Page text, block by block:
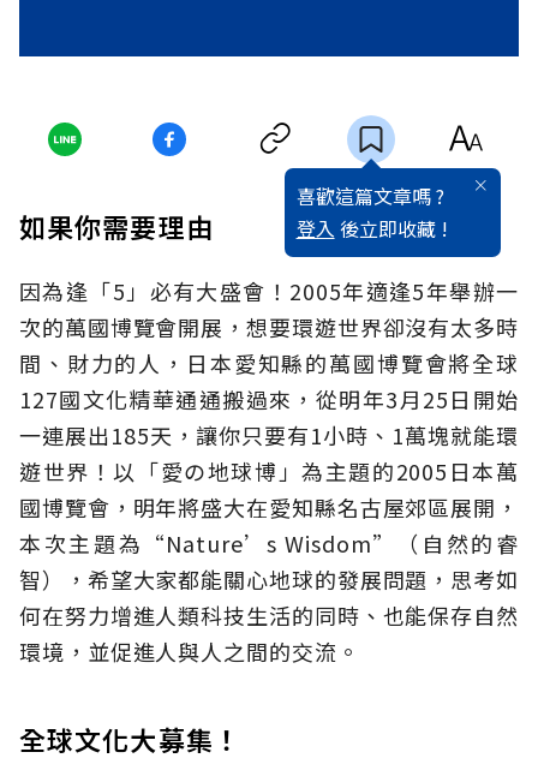
喜歡這篇文章嗎 ?
登入 後立即收藏 !
如果你需要理由
因為逢「5」必有大盛會！2005年適逢5年舉辦一
次的萬國博覽會開展，想要環遊世界卻沒有太多時
間、財力的人，日本愛知縣的萬國博覽會將全球
127國文化精華通通搬過來，從明年3月25日開始
一連展出185天，讓你只要有1小時、1萬塊就能環
遊世界！以「愛の地球博」為主題的2005日本萬
國博覽會，明年將盛大在愛知縣名古屋郊區展開，
本次主題為“Nature’s Wisdom”（自然的睿
智），希望大家都能關心地球的發展問題，思考如
何在努力增進人類科技生活的同時、也能保存自然
環境，並促進人與人之間的交流。
全球文化大募集！